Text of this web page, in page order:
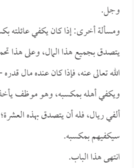
وجل.
ومسألة أخرى: إذا كان يكفي عائلته
يتصدق بجميع هذا المال، وعلى هذا
الله تعالى عنه، فإذا كان عنده مال
ويكفي أهله بمكسبه، وهو موظف
ألفي ريال، فله أن يتصدق بهذه
سيكفيهم بمكسبه.
انتهى هذا الباب.